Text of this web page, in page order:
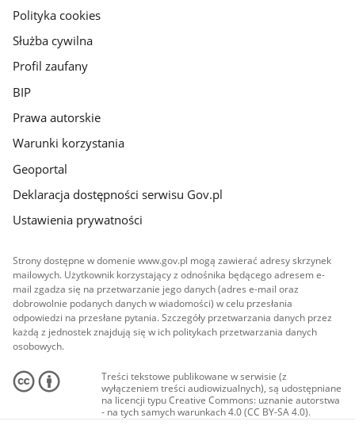
gov.pl
Polityka cookies
Służba cywilna
Profil zaufany
BIP
Prawa autorskie
Warunki korzystania
Geoportal
Deklaracja dostępności serwisu Gov.pl
Ustawienia prywatności
Strony dostępne w domenie www.gov.pl mogą zawierać adresy skrzynek
mailowych. Użytkownik korzystający z odnośnika będącego adresem e-
mail zgadza się na przetwarzanie jego danych (adres e-mail oraz
dobrowolnie podanych danych w wiadomości) w celu przesłania
odpowiedzi na przesłane pytania. Szczegóły przetwarzania danych przez
każdą z jednostek znajdują się w ich politykach przetwarzania danych
osobowych.
Treści tekstowe publikowane w serwisie (z
wyłączeniem treści audiowizualnych), są udostępniane
na licencji typu Creative Commons: uznanie autorstwa
- na tych samych warunkach 4.0 (CC BY-SA 4.0).
Materiały audiowizualne, w tym zdjęcia, materiały